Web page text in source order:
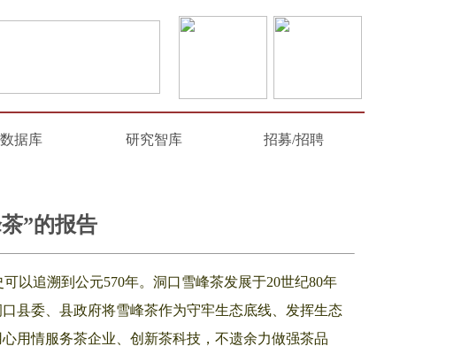
据库 研究智库 招募/招聘
”的报告
以追溯到公元570年。洞口雪峰茶发展于20世纪80年
县委、县政府将雪峰茶作为守牢生态底线、发挥生态
用情服务茶企业、创新茶科技，不遗余力做强茶品